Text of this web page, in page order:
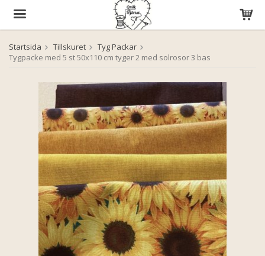
Produkten har blivit tillagd i varukorgen
Startsida Tillskuret
Tyg Packar
Tygpacke med 5 st 50x110 cm tyger 2 med solrosor 3 bas